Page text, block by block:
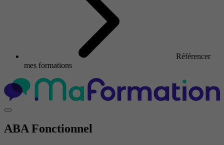
Référencer
mes formations
ABA Fonctionnel